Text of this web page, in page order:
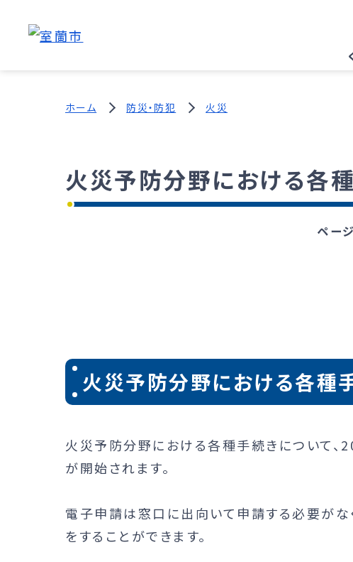
ホーム 防災・防犯 火災
火災予防分野における各
ペー
火災予防分野における各種
火災予防分野における各種手続きについて、
が開始されます。
電子申請は窓口に出向いて申請する必要が
をすることができます。